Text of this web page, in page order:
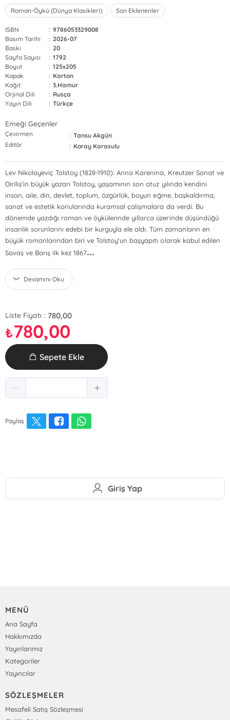
Roman-Öykü (Dünya Klasikleri) Son Eklenenler
ISBN : 9786053329008
Basım Tarihi
: 2026-07
Baskı
: 20
Sayfa Sayısı
: 1792
Boyut
: 125x205
Kapak
: Karton
Kağıt
: 3.Hamur
Orjinal Dili
: Rusça
Yayın Dili
: Türkçe
Emeği Geçenler
Çevirmen : Tansu Akgün
Editör
: Koray Karasulu
Lev Nikolayeviç Tolstoy (1828-1910): Anna Karenina, Kreutzer Sonat ve
Diriliş'in büyük yazarı Tolstoy, yaşamının son otuz yılında kendini
insan, aile, din, devlet, toplum, özgürlük, boyun eğme, başkaldırma,
sanat ve estetik konularında kuramsal çalışmalara da verdi. Bu
dönemde yazdığı roman ve öykülerinde yıllarca üzerinde düşündüğü
insanlık sorunlarını edebi bir kurguyla ele aldı. Tüm zamanların en
büyük romanlarından biri ve Tolstoy'un başyapıtı olarak kabul edilen
Savaş ve Barış ilk kez 1867...
Devamını Oku
Liste Fiyatı : 780,00
₺780,00
Sepete Ekle
Paylaş
Giriş Yap
MENÜ
Ana Sayfa
Hakkımızda
Yayınlarımız
Kategoriler
Yayıncılar
SÖZLEŞMELER
Mesafeli Satış Sözleşmesi